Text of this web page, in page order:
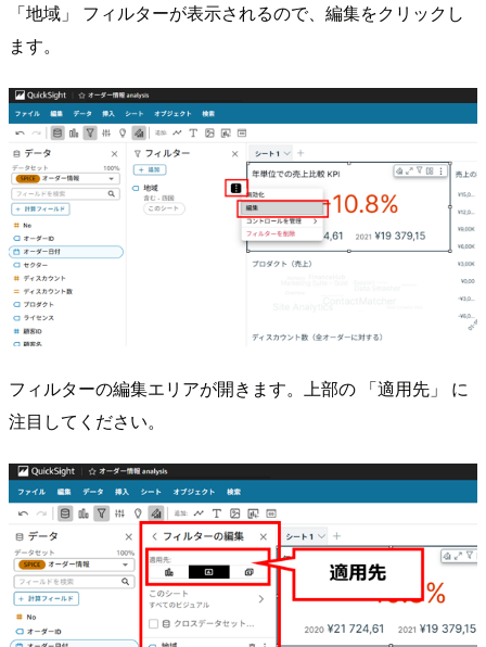
「地域」 フィルターが表示されるので、編集をクリックし
ます。
フィルターの編集エリアが開きます。上部の 「適用先」 に
注目してください。